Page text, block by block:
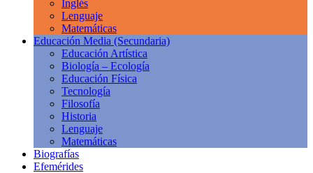
Inglés
Lenguaje
Matemáticas
Educación Media (Secundaria)
Educación Artística
Biología – Ecología
Educación Física
Tecnología
Filosofía
Historia
Lenguaje
Matemáticas
Biografías
Efemérides